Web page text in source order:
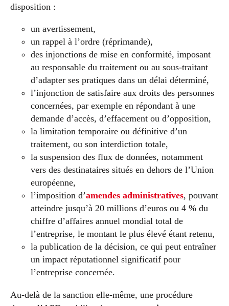
disposition :
un avertissement,
un rappel à l’ordre (réprimande),
des injonctions de mise en conformité, imposant
au responsable du traitement ou au sous-traitant
d’adapter ses pratiques dans un délai déterminé,
l’injonction de satisfaire aux droits des personnes
concernées, par exemple en répondant à une
demande d’accès, d’effacement ou d’opposition,
la limitation temporaire ou définitive d’un
traitement, ou son interdiction totale,
la suspension des flux de données, notamment
vers des destinataires situés en dehors de l’Union
européenne,
l’imposition d’amendes administratives, pouvant
atteindre jusqu’à 20 millions d’euros ou 4 % du
chiffre d’affaires annuel mondial total de
l’entreprise, le montant le plus élevé étant retenu,
la publication de la décision, ce qui peut entraîner
un impact réputationnel significatif pour
l’entreprise concernée.
Au-delà de la sanction elle-même, une procédure